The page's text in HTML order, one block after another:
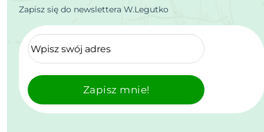
Zapisz się do newslettera W.Legutko
Zapisz mnie!